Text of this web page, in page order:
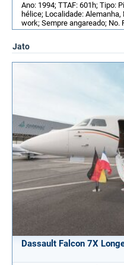
Ano: 1994; TTAF: 601h; Tipo:
hélice; Localidade: Alemanha,
work; Sempre angareado; No.
Jato
Dassault Falcon 7X